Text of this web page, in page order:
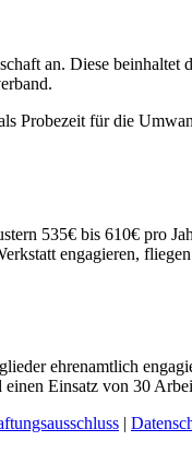
an. Diese
Probezeit für die
535€ bis 610€ pro
engagieren,
ehrenamtlich
Einsatz von 30
|